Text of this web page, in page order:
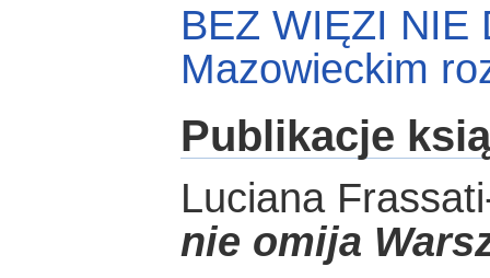
BEZ WIĘZI NIE
Mazowieckim
Publikacje
Luciana
nie omija